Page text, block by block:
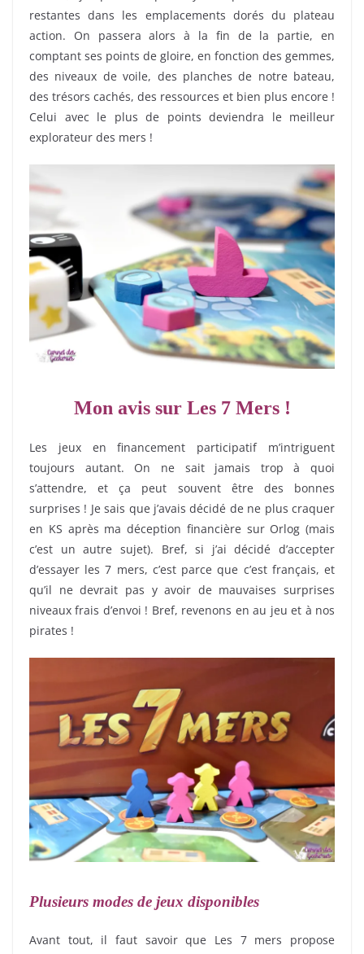
restantes dans les emplacements dorés du plateau
action. On passera alors à la fin de la partie, en
comptant ses points de gloire, en fonction des gemmes,
des niveaux de voile, des planches de notre bateau,
des trésors cachés, des ressources et bien plus encore !
Celui avec le plus de points deviendra le meilleur
explorateur des mers !
Mon avis sur Les 7 Mers !
Les jeux en financement participatif m’intriguent
toujours autant. On ne sait jamais trop à quoi
s’attendre, et ça peut souvent être des bonnes
surprises ! Je sais que j’avais décidé de ne plus craquer
en KS après ma déception financière sur Orlog (mais
c’est un autre sujet). Bref, si j’ai décidé d’accepter
d’essayer les 7 mers, c’est parce que c’est français, et
qu’il ne devrait pas y avoir de mauvaises surprises
niveaux frais d’envoi ! Bref, revenons en au jeu et à nos
pirates !
Plusieurs modes de jeux disponibles
Avant tout, il faut savoir que Les 7 mers propose